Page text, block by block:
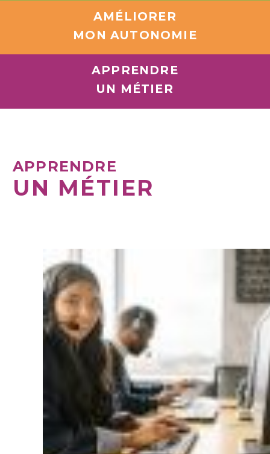
AMÉLIORER
MON AUTONOMIE
APPRENDRE
UN MÉTIER
APPRENDRE
UN MÉTIER